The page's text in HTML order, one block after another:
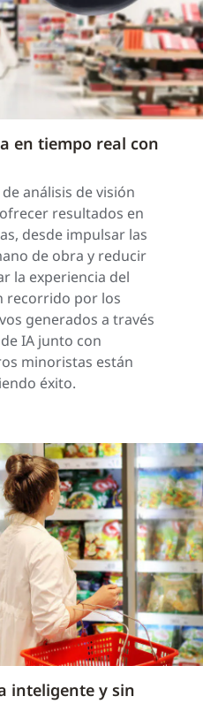
en tiempo real con
análisis de visión
resultados en
desde impulsar las
de obra y reducir
la experiencia del
recorrido por los
generados a través
IA junto con
minoristas están
éxito.
inteligente y sin